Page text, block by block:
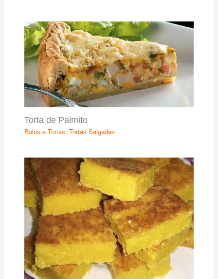
Torta de Palmito
Bolos e Tortas, Tortas Salgadas